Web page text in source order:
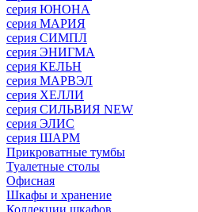
серия ЮНОНА
серия МАРИЯ
серия СИМПЛ
серия ЭНИГМА
серия КЕЛЬН
серия МАРВЭЛ
серия ХЕЛЛИ
серия СИЛЬВИЯ NEW
серия ЭЛИС
серия ШАРМ
Прикроватные тумбы
Туалетные столы
Офисная
Шкафы и хранение
Коллекции шкафов